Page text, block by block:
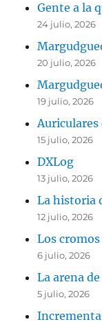
Gente a la
24 julio, 2026
20 julio, 2026
19 julio, 2026
Auriculares
15 julio, 2026
DXLog
13 julio, 2026
La historia
12 julio, 2026
Los
6 julio, 2026
La arena
5 julio, 2026